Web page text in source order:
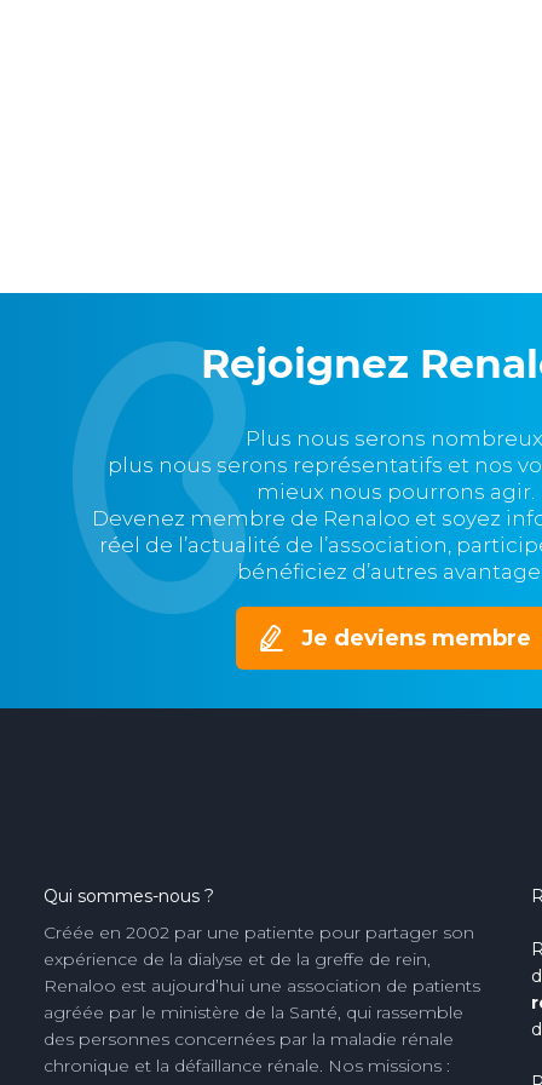
Rejoignez
Plus nous serons
plus nous serons représentatifs et nos
mieux nous pourrons agir.
Devenez membre de Renaloo et soyez
réel de l’actualité de l’association,
bénéficiez d’autres
Je deviens membre
Qui sommes-nous ?
Créée en 2002 par une patiente pour partager son
expérience de la dialyse et de la greffe de rein,
Renaloo est aujourd’hui une association de patients
agréée par le ministère de la Santé, qui rassemble
des personnes concernées par la maladie rénale
chronique et la défaillance rénale. Nos missions :